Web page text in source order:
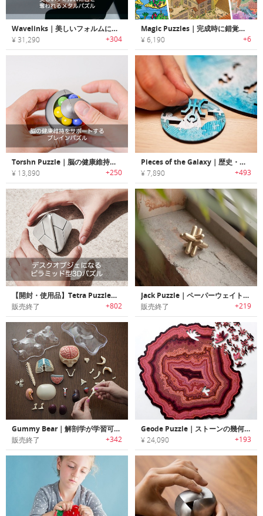
Wavelinks｜美しいフォルムに目を奪われるメタルパズル「ウェーブリンクス」
¥ 31,290 +304
Magic Puzzles｜完成時に錯覚を利用したサプライズな仕掛けがあるジグソーパズル「マジックパズル」
¥ 6,190 +6
Torshn Puzzle｜脳の健康維持をサポートするブレインパズル「トーシュンパズル」
¥ 13,890 +250
Pieces of the Galaxy｜歴史・神話・天文学がテーマの惑星パズル「ピーシーズオブギャラクシー」
¥ 7,890 +493
【開封・使用品】Tetra Puzzle｜デスクオブジェになるピラミッド型3Dパズル「テトラパズル」
販売終了 +802
Jack Puzzle｜ペーパーウェイトやインテリアオブジェとしても利用可能なパズルピース
販売終了 +219
Gummy Bear｜解剖学が学習可能なクマ型パズル「グミーベアー」
販売終了 +342
Geode Puzzle｜ストーンの幾何学パターンをパズルにした世界に１つだけのジグソーパズル
¥ 24,090 +193